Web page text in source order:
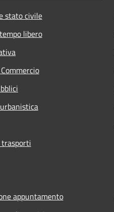
stato civile
libero
appuntamento